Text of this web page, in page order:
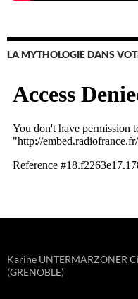
LA MYTHOLOGIE DANS
Karine UNTERMARZONER
(GRENOBLE)